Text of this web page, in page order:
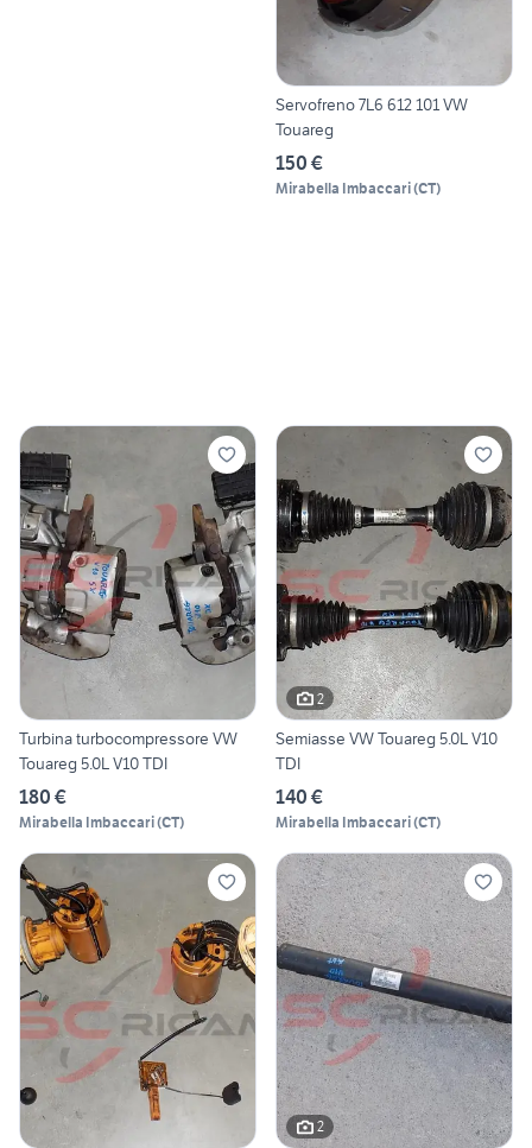
Servofreno 7L6 612 101 VW
Touareg
150 €
Mirabella Imbaccari(CT)
Turbina turbocompressore VW
Touareg 5.0L V10 TDI
180 €
Mirabella Imbaccari(CT)
2
Semiasse VW Touareg 5.0L V10
TDI
140 €
Mirabella Imbaccari(CT)
2